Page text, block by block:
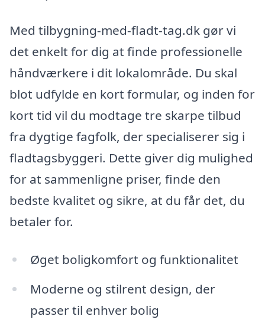
Med tilbygning-med-fladt-tag.dk gør vi
det enkelt for dig at finde professionelle
håndværkere i dit lokalområde. Du skal
blot udfylde en kort formular, og inden for
kort tid vil du modtage tre skarpe tilbud
fra dygtige fagfolk, der specialiserer sig i
fladtagsbyggeri. Dette giver dig mulighed
for at sammenligne priser, finde den
bedste kvalitet og sikre, at du får det, du
betaler for.
Øget boligkomfort og funktionalitet
Moderne og stilrent design, der
passer til enhver bolig